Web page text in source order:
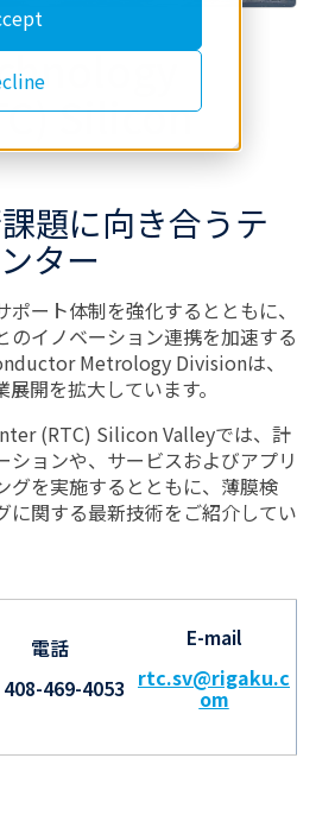
Silicon
題に向き合うテ
ター
ート体制を強化するとともに、
のイノベーション連携を加速する
Metrology Divisionは、
開を拡大しています。
(RTC) Silicon Valleyでは、計
ションや、サービスおよびアプリ
グを実施するとともに、薄膜検
に関する最新技術をご紹介してい
電話
469-4053
E-mail
rtc.sv@rigaku.c
om